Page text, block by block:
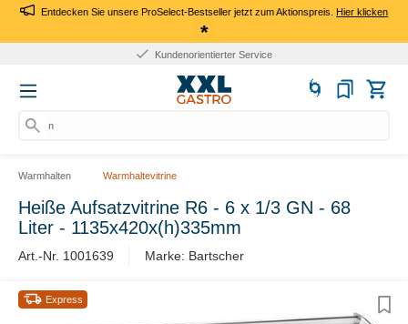
Entdecken Sie unsere ProSelect-Bestseller jetzt zum Aktionspreis.Hier klicken
*
Kundenorientierter Service
nac
Warmhalten Warmhaltevitrine
Heiße Aufsatzvitrine R6 - 6 x 1/3 GN - 68
Liter - 1135x420x(h)335mm
Art.-Nr. 1001639 Marke: Bartscher
Express